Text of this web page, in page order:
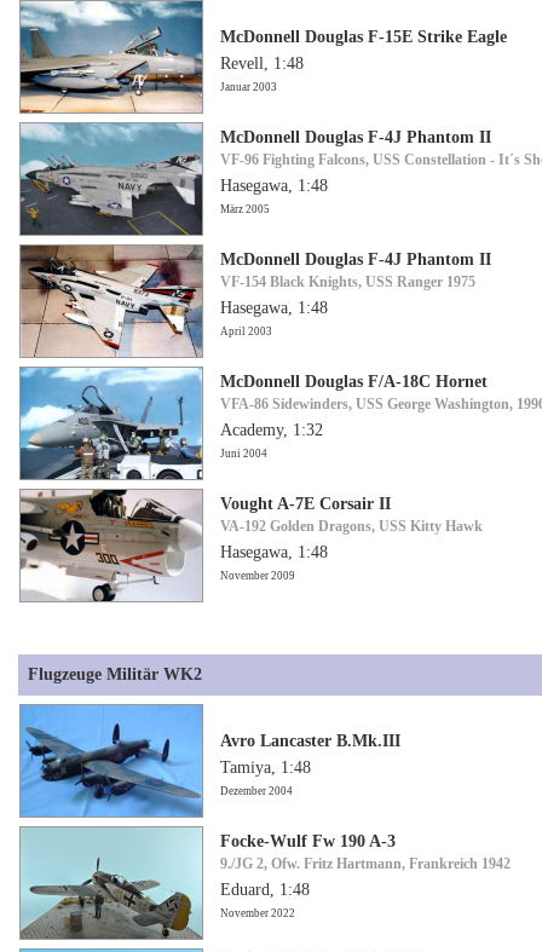
McDonnell Douglas F-15E Strike Eagle
Revell, 1:48
Januar 2003
McDonnell Douglas F-4J Phantom II
VF-96 Fighting Falcons, USS Constellation - It´s
Hasegawa, 1:48
März 2005
McDonnell Douglas F-4J Phantom II
VF-154 Black Knights, USS Ranger 1975
Hasegawa, 1:48
April 2003
McDonnell Douglas F/A-18C Hornet
VFA-86 Sidewinders, USS George Washington,
Academy, 1:32
Juni 2004
Vought A-7E Corsair II
VA-192 Golden Dragons, USS Kitty Hawk
Hasegawa, 1:48
November 2009
Flugzeuge Militär WK2
Avro Lancaster B.Mk.III
Tamiya, 1:48
Dezember 2004
Focke-Wulf Fw 190 A-3
9./JG 2, Ofw. Fritz Hartmann, Frankreich 1942
Eduard, 1:48
November 2022